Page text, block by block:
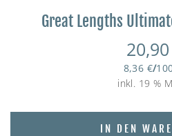
Great Lengths
20,90
8,36 €/
inkl. 19 %
IN DEN